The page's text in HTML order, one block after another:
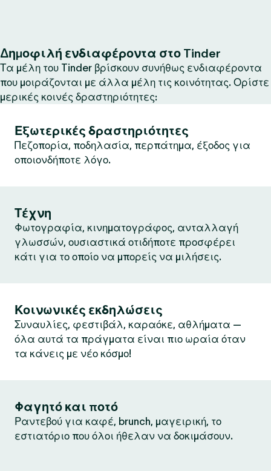
Δημοφιλή ενδιαφέροντα στο Tinder
Τα μέλη του Tinder βρίσκουν συνήθως ενδιαφέροντα
που μοιράζονται με άλλα μέλη τις κοινότητας. Ορίστε
μερικές κοινές δραστηριότητες:
Εξωτερικές δραστηριότητες
Πεζοπορία, ποδηλασία, περπάτημα, έξοδος για
οποιονδήποτε λόγο.
Τέχνη
Φωτογραφία, κινηματογράφος, ανταλλαγή
γλωσσών, ουσιαστικά οτιδήποτε προσφέρει
κάτι για το οποίο να μπορείς να μιλήσεις.
Κοινωνικές εκδηλώσεις
Συναυλίες, φεστιβάλ, καραόκε, αθλήματα —
όλα αυτά τα πράγματα είναι πιο ωραία όταν
τα κάνεις με νέο κόσμο!
Φαγητό και ποτό
Ραντεβού για καφέ, brunch, μαγειρική, το
εστιατόριο που όλοι ήθελαν να δοκιμάσουν.